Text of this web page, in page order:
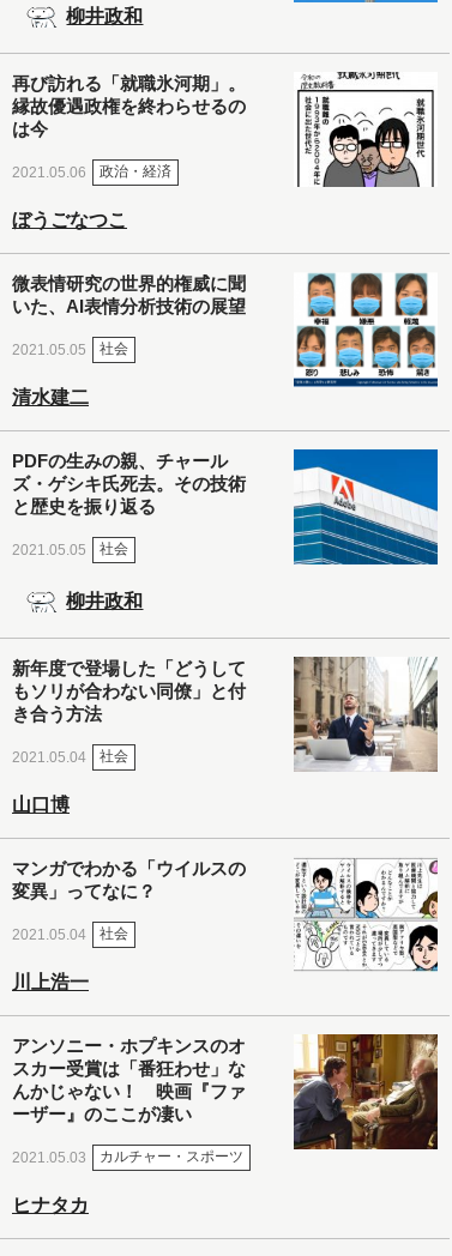
柳井政和
再び訪れる「就職氷河期」。
縁故優遇政権を終わらせるの
は今
2021.05.06 政治・経済
ぼうごなつこ
微表情研究の世界的権威に聞
いた、AI表情分析技術の展望
2021.05.05 社会
清水建二
PDFの生みの親、チャール
ズ・ゲシキ氏死去。その技術
と歴史を振り返る
2021.05.05 社会
柳井政和
新年度で登場した「どうして
もソリが合わない同僚」と付
き合う方法
2021.05.04 社会
山口博
マンガでわかる「ウイルスの
変異」ってなに？
2021.05.04 社会
川上浩一
アンソニー・ホプキンスのオ
スカー受賞は「番狂わせ」な
んかじゃない！ 映画『ファ
ーザー』のここが凄い
2021.05.03 カルチャー・スポーツ
ヒナタカ